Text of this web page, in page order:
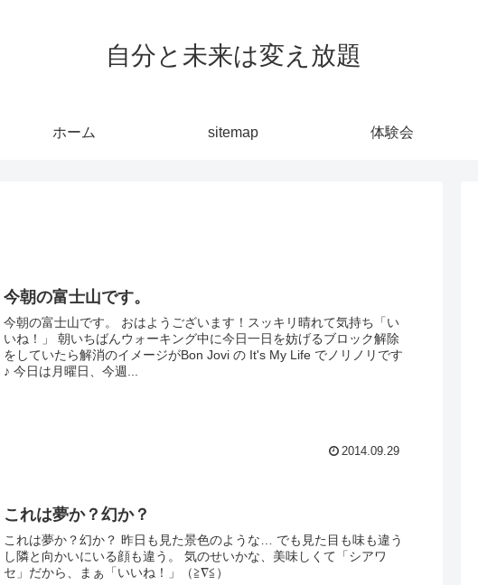
自分と未来は変え放題
ホーム sitemap 体験会
今朝の富士山です。
今朝の富士山です。 おはようございます！スッキリ晴れて気持ち「い
いね！」 朝いちばんウォーキング中に今日一日を妨げるブロック解除
をしていたら解消のイメージがBon Jovi の It's My Life でノリノリです
♪ 今日は月曜日、今週...
2014.09.29
これは夢か？幻か？
これは夢か？幻か？ 昨日も見た景色のような… でも見た目も味も違う
し隣と向かいにいる顔も違う。 気のせいかな、美味しくて「シアワ
セ」だから、まぁ「いいね！」（≧∇≦）